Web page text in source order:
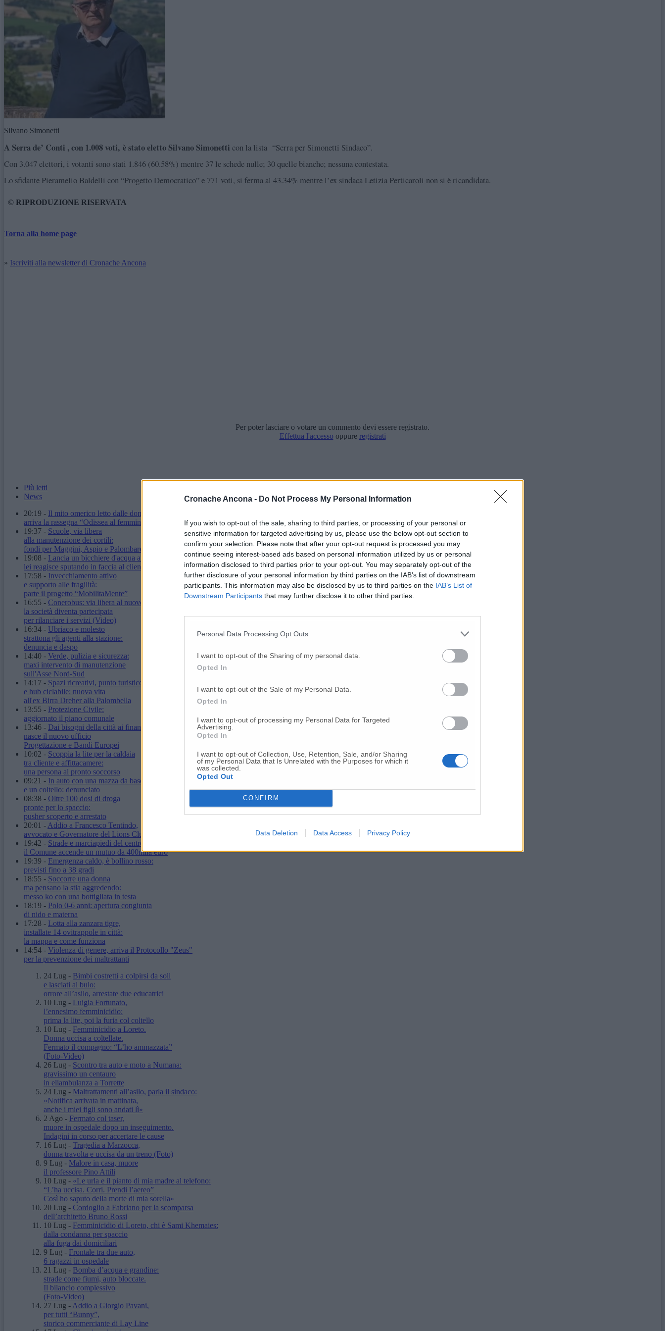
Cronache Ancona - Do Not Process My Personal Information
If you wish to opt-out of the sale, sharing to third parties, or processing of your personal or
sensitive information for targeted advertising by us, please use the below opt-out section to
confirm your selection. Please note that after your opt-out request is processed you may
continue seeing interest-based ads based on personal information utilized by us or personal
information disclosed to third parties prior to your opt-out. You may separately opt-out of the
further disclosure of your personal information by third parties on the IAB’s list of downstream
participants. This information may also be disclosed by us to third parties on the IAB’s List of
Downstream Participants that may further disclose it to other third parties.
Personal Data Processing Opt Outs
I want to opt-out of the Sharing of my personal data.
Opted In
I want to opt-out of the Sale of my Personal Data.
Opted In
I want to opt-out of processing my Personal Data for Targeted
Advertising.
Opted In
I want to opt-out of Collection, Use, Retention, Sale, and/or Sharing
of my Personal Data that Is Unrelated with the Purposes for which it
was collected.
Opted Out
CONFIRM
Data Deletion Data Access Privacy Policy
Silvano Simonetti
A Serra de’ Conti , con 1.008 voti, è stato eletto Silvano Simonetti con la lista “Serra per Simonetti Sindaco”.
Con 3.047 elettori, i votanti sono stati 1.846 (60.58%) mentre 37 le schede nulle; 30 quelle bianche; nessuna contestata.
Lo sfidante Pieramelio Baldelli con “Progetto Democratico” e 771 voti, si ferma al 43.34% mentre l’ex sindaca Letizia Perticaroli non si è ricandidata.
© RIPRODUZIONE RISERVATA
Torna alla home page
» Iscriviti alla newsletter di Cronache Ancona
Per poter lasciare o votare un commento devi essere registrato.
Effettua l'accesso oppure registrati
Più letti
News
20:19 - Il mito omerico letto dalle donne:
arriva la rassegna “Odissea al femminile”
19:37 - Scuole, via libera
alla manutenzione dei cortili:
fondi per Maggini, Aspio e Palombare
19:08 - Lancia un bicchiere d'acqua a un'ambulante,
lei reagisce sputando in faccia al cliente
17:58 - Invecchiamento attivo
e supporto alle fragilità:
parte il progetto “MobilitaMente”
16:55 - Conerobus: via libera al nuovo statuto,
la società diventa partecipata
per rilanciare i servizi (Video)
16:34 - Ubriaco e molesto
strattona gli agenti alla stazione:
denuncia e daspo
14:40 - Verde, pulizia e sicurezza:
maxi intervento di manutenzione
sull'Asse Nord-Sud
14:17 - Spazi ricreativi, punto turistico
e hub ciclabile: nuova vita
all'ex Birra Dreher alla Palombella
13:55 - Protezione Civile:
aggiornato il piano comunale
13:46 - Dai bisogni della città ai finanziamenti:
nasce il nuovo ufficio
Progettazione e Bandi Europei
10:02 - Scoppia la lite per la caldaia
tra cliente e affittacamere:
una persona al pronto soccorso
09:21 - In auto con una mazza da baseball
e un coltello: denunciato
08:38 - Oltre 100 dosi di droga
pronte per lo spaccio:
pusher scoperto e arrestato
20:01 - Addio a Francesco Tentindo,
avvocato e Governatore del Lions Club
19:42 - Strade e marciapiedi del centro:
il Comune accende un mutuo da 400mila euro
19:39 - Emergenza caldo, è bollino rosso:
previsti fino a 38 gradi
18:55 - Soccorre una donna
ma pensano la stia aggredendo:
messo ko con una bottigliata in testa
18:19 - Polo 0-6 anni: apertura congiunta
di nido e materna
17:28 - Lotta alla zanzara tigre,
installate 14 ovitrappole in città:
la mappa e come funziona
14:54 - Violenza di genere, arriva il Protocollo "Zeus"
per la prevenzione dei maltrattanti
24 Lug - Bimbi costretti a colpirsi da soli
e lasciati al buio:
orrore all’asilo, arrestate due educatrici
10 Lug - Luigia Fortunato,
l’ennesimo femminicidio:
prima la lite, poi la furia col coltello
10 Lug - Femminicidio a Loreto.
Donna uccisa a coltellate.
Fermato il compagno: “L’ho ammazzata”
(Foto-Video)
26 Lug - Scontro tra auto e moto a Numana:
gravissimo un centauro
in eliambulanza a Torrette
24 Lug - Maltrattamenti all’asilo, parla il sindaco:
«Notifica arrivata in mattinata,
anche i miei figli sono andati lì»
2 Ago - Fermato col taser,
muore in ospedale dopo un inseguimento.
Indagini in corso per accertare le cause
16 Lug - Tragedia a Marzocca,
donna travolta e uccisa da un treno (Foto)
9 Lug - Malore in casa, muore
il professore Pino Attili
10 Lug - «Le urla e il pianto di mia madre al telefono:
“L’ha uccisa. Corri. Prendi l’aereo”
Così ho saputo della morte di mia sorella»
20 Lug - Cordoglio a Fabriano per la scomparsa
dell’architetto Bruno Rossi
10 Lug - Femminicidio di Loreto, chi è Sami Khemaies:
dalla condanna per spaccio
alla fuga dai domiciliari
9 Lug - Frontale tra due auto,
6 ragazzi in ospedale
21 Lug - Bomba d’acqua e grandine:
strade come fiumi, auto bloccate.
Il bilancio complessivo
(Foto-Video)
27 Lug - Addio a Giorgio Pavani,
per tutti “Bunny”,
storico commerciante di Lay Line